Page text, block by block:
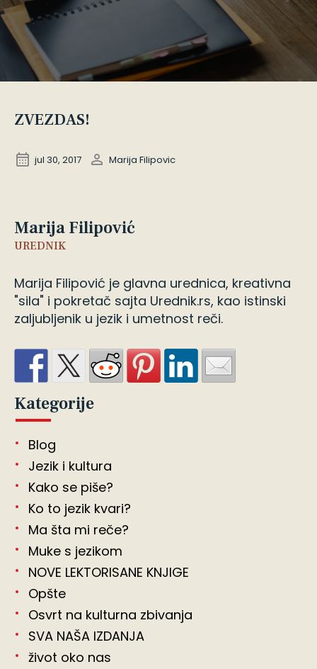
Marija Filipović
UREDNIK
Marija Filipović je glavna urednica, kreativna
"sila" i pokretač sajta Urednik.rs, kao istinski
zaljubljenik u jezik i umetnost reči.
Kategorije
Blog
Jezik i kultura
Kako se piše?
Ko to jezik kvari?
Ma šta mi reče?
Muke s jezikom
NOVE LEKTORISANE KNJIGE
Opšte
Osvrt na kulturna zbivanja
SVA NAŠA IZDANJA
život oko nas
ZVEZDAS!
jul 30, 2017 Marija Filipovic